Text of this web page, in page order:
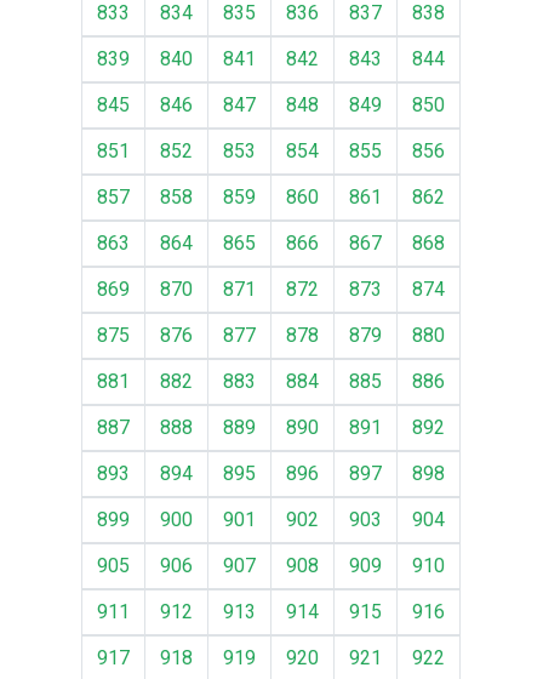
833
834 835 836 837
838
839
840 841 842 843
844
845
846 847 848 849
850
851
852 853 854 855
856
857
858 859 860 861
862
863
864 865 866 867
868
869
870 871 872 873
874
875
876 877 878 879
880
881
882 883 884 885
886
887
888 889 890 891
892
893
894 895 896 897
898
899
900 901 902 903
904
905
906 907 908 909
910
911
912 913 914 915
916
917
918 919 920 921
922